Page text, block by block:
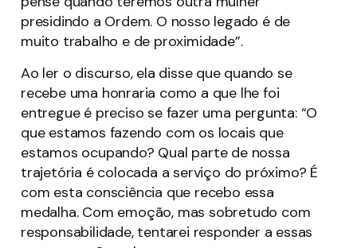
presidindo a Ordem. O nosso legado é de
muito trabalho e de proximidade”.
Ao ler o discurso, ela disse que quando se
recebe uma honraria como a que lhe foi
entregue é preciso se fazer uma pergunta: “O
que estamos fazendo com os locais que
estamos ocupando? Qual parte de nossa
trajetória é colocada a serviço do próximo? É
com esta consciência que recebo essa
medalha. Com emoção, mas sobretudo com
responsabilidade, tentarei responder a essas